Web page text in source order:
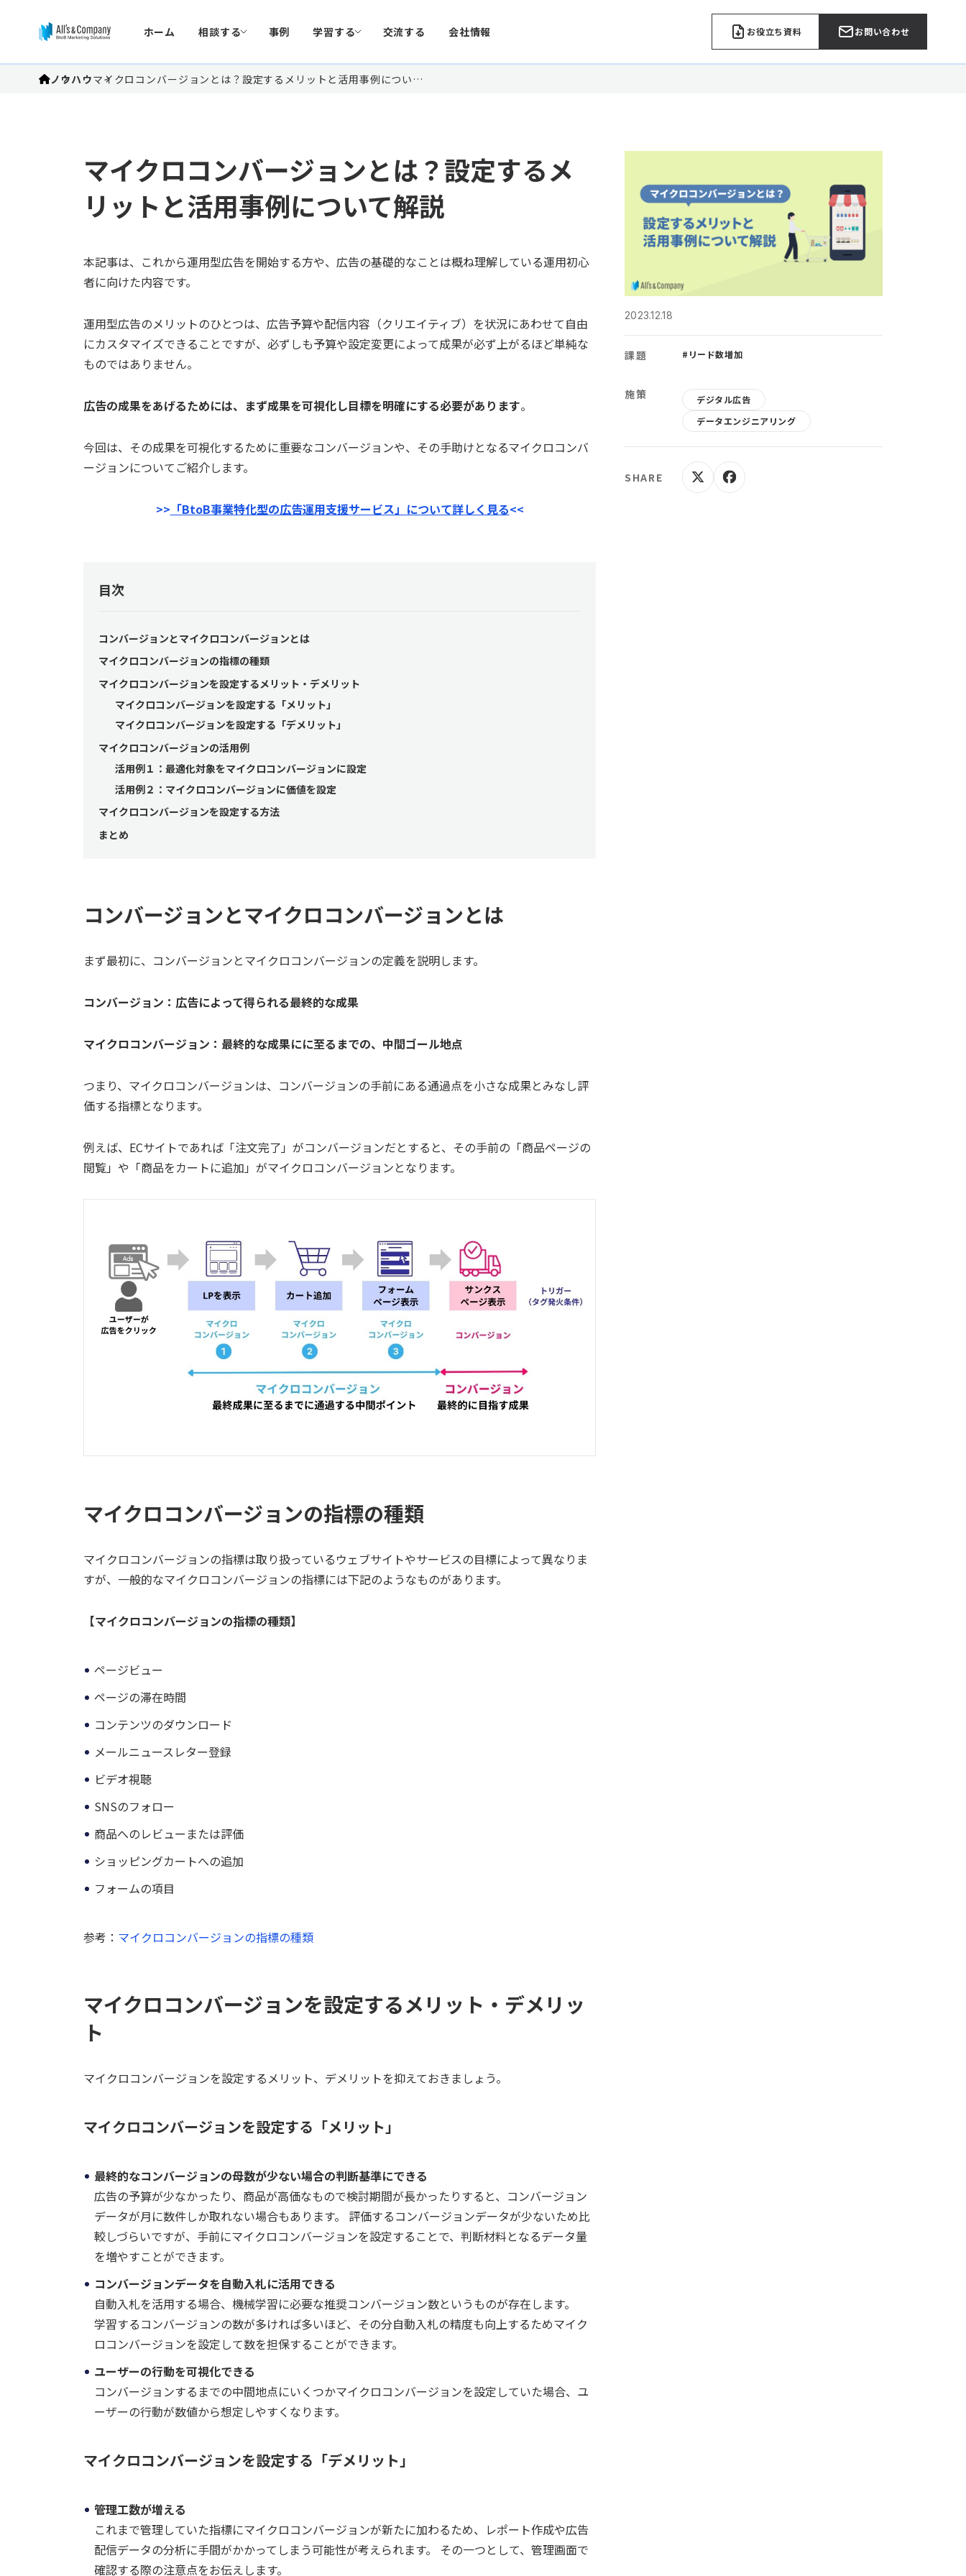
ホーム 相談する 事例 学習する 交流する 会社情報 お役立ち資料 お問い合わせ
ノウハウマイクロコンバージョンとは？設定するメリットと活用事例につい…
マイクロコンバージョンとは？設定するメ
リットと活用事例について解説
本記事は、これから運用型広告を開始する方や、広告の基礎的なことは概ね理解している運用初心
者に向けた内容です。
運用型広告のメリットのひとつは、広告予算や配信内容（クリエイティブ）を状況にあわせて自由
にカスタマイズできることですが、必ずしも予算や設定変更によって成果が必ず上がるほど単純な
ものではありません。
広告の成果をあげるためには、まず成果を可視化し目標を明確にする必要があります。
今回は、その成果を可視化するために重要なコンバージョンや、その手助けとなるマイクロコンバ
ージョンについてご紹介します。
>> 「BtoB事業特化型の広告運用支援サービス」について詳しく見る<<
目次
コンバージョンとマイクロコンバージョンとは
マイクロコンバージョンの指標の種類
マイクロコンバージョンを設定するメリット・デメリット
マイクロコンバージョンを設定する「メリット」
マイクロコンバージョンを設定する「デメリット」
マイクロコンバージョンの活用例
活用例１：最適化対象をマイクロコンバージョンに設定
活用例２：マイクロコンバージョンに価値を設定
マイクロコンバージョンを設定する方法
まとめ
コンバージョンとマイクロコンバージョンとは
まず最初に、コンバージョンとマイクロコンバージョンの定義を説明します。
コンバージョン：広告によって得られる最終的な成果
マイクロコンバージョン：最終的な成果にに至るまでの、中間ゴール地点
つまり、マイクロコンバージョンは、コンバージョンの手前にある通過点を小さな成果とみなし評
価する指標となります。
例えば、ECサイトであれば「注文完了」がコンバージョンだとすると、その手前の「商品ページの
閲覧」や「商品をカートに追加」がマイクロコンバージョンとなります。
マイクロコンバージョンの指標の種類
マイクロコンバージョンの指標は取り扱っているウェブサイトやサービスの目標によって異なりま
すが、一般的なマイクロコンバージョンの指標には下記のようなものがあります。
【マイクロコンバージョンの指標の種類】
ページビュー
ページの滞在時間
コンテンツのダウンロード
メールニュースレター登録
ビデオ視聴
SNSのフォロー
商品へのレビューまたは評価
ショッピングカートへの追加
フォームの項目
参考： マイクロコンバージョンの指標の種類
マイクロコンバージョンを設定するメリット・デメリッ
ト
マイクロコンバージョンを設定するメリット、デメリットを抑えておきましょう。
マイクロコンバージョンを設定する「メリット」
最終的なコンバージョンの母数が少ない場合の判断基準にできる
広告の予算が少なかったり、商品が高価なもので検討期間が長かったりすると、コンバージョン
データが月に数件しか取れない場合もあります。 評価するコンバージョンデータが少ないため比
較しづらいですが、手前にマイクロコンバージョンを設定することで、判断材料となるデータ量
を増やすことができます。
コンバージョンデータを自動入札に活用できる
自動入札を活用する場合、機械学習に必要な推奨コンバージョン数というものが存在します。
学習するコンバージョンの数が多ければ多いほど、その分自動入札の精度も向上するためマイク
ロコンバージョンを設定して数を担保することができます。
ユーザーの行動を可視化できる
コンバージョンするまでの中間地点にいくつかマイクロコンバージョンを設定していた場合、ユ
ーザーの行動が数値から想定しやすくなります。
マイクロコンバージョンを設定する「デメリット」
管理工数が増える
これまで管理していた指標にマイクロコンバージョンが新たに加わるため、レポート作成や広告
配信データの分析に手間がかかってしまう可能性が考えられます。 その一つとして、管理画面で
確認する際の注意点をお伝えします。
2023.12.18
課題 #リード数増加
施策
デジタル広告
データエンジニアリング
SHARE